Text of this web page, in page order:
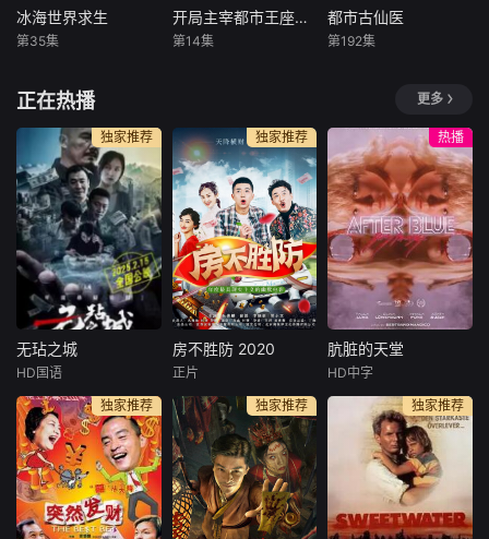
仙二代，常年躺平
摆烂、无忧无虑；
黑风高夜，楚倾月
对一个和尚做出了
竟是背负狐族千年
罪孽的九尾狐继承
冰海世界求生
穿越冰海求生称霸
冰海
冰海世界求生
第35集
开局主宰都市王座动态漫画
一次，他不再任人
摆布，直接手握逆
天机缘，开局便站
在都市权力与力量
的顶端。 曾经欺辱
他的人，终将被一
一清算；曾经错过
的机缘，尽数纳入
囊中；曾经遥不可
及的巅峰，如今只
需迈步
开局主宰都市王座动态漫画
第14集
都市古仙医
大三学生叶不凡，
为了给母亲筹集医
药费碰瓷，不料遇
到不按套路出牌的
女司机，被撞之后
的叶不凡无意中穿
越到幻境，获得了
古医门的传承，从
此精通医术、修炼
功法，获得无数美
女青睐。
都市古仙医
第192集
正在热播 更多
独家推荐
无玷之城
赵刚
心生邪念必有
殃，内心光明万事
祥。本片讲述了拆
二代杨有才购买一
辆心仪的跑车时与
无玷之城
HD国语
独家推荐
崔笛
房冬和麦子为购买
婚房，结识了混迹
街头的三伏。经过
讨价还价，他们以
低于市场半价的价
房不胜防 2020
正片
热播
肮脏的天堂
维玛拉·庞斯
A chimeric fut
ure on After Blue,
a planet from anot
her galaxy, a virgi
n planet where on
肮脏的天堂
HD中字
独家推荐
独家推荐 独家推荐